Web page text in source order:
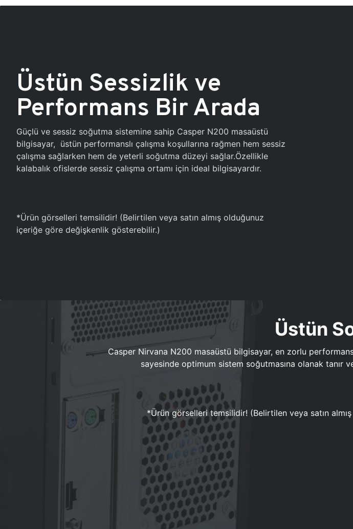
Üstün Sessizlik ve
Performans Bir Arada
Güçlü ve sessiz soğutma sistemine sahip Casper N200 masaüstü
bilgisayar, üstün performanslı çalışma koşullarına rağmen hem sessiz
çalışma sağlarken hem de yeterli soğutma düzeyi sağlar.Özellikle
kalabalık ofislerde sessiz çalışma ortamı için ideal bilgisayardır.
*Ürün görselleri temsilidir! (Belirtilen veya satın almış olduğunuz
içeriğe göre değişkenlik gösterebilir.)
Üstün
Casper Nirvana N200 masaüstü bilgisayar, en zorlu
sayesinde optimum sistem soğutmasına olanak tanır
*Ürün görselleri temsilidir! (Belirtilen veya satın